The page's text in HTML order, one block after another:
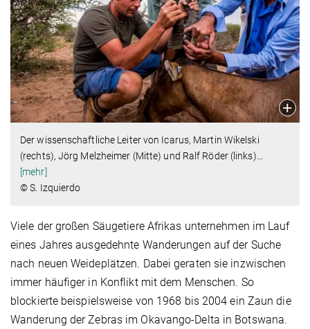
Der wissenschaftliche Leiter von Icarus, Martin Wikelski
(rechts), Jörg Melzheimer (Mitte) und Ralf Röder (links)
[mehr]
© S. Izquierdo
Viele der großen Säugetiere Afrikas unternehmen im Lauf
eines Jahres ausgedehnte Wanderungen auf der Suche
nach neuen Weideplätzen. Dabei geraten sie inzwischen
immer häufiger in Konflikt mit dem Menschen. So
blockierte beispielsweise von 1968 bis 2004 ein Zaun die
Wanderung der Zebras im Okavango-Delta in Botswana.